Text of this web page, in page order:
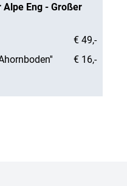
Eng - Großer
€ 49,-
€ 16,-